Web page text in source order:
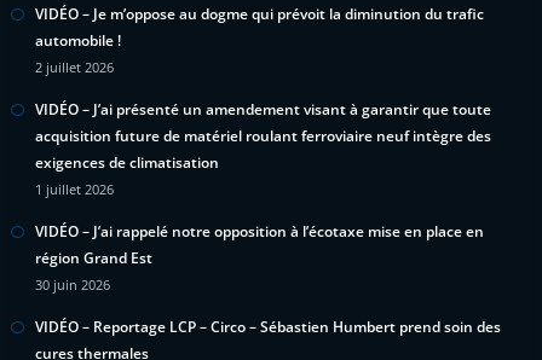
VIDÉO – Je m’oppose au dogme qui prévoit la diminution du trafic
automobile !
2 juillet 2026
VIDÉO – J’ai présenté un amendement visant à garantir que toute
acquisition future de matériel roulant ferroviaire neuf intègre des
exigences de climatisation
1 juillet 2026
VIDÉO – J’ai rappelé notre opposition à l’écotaxe mise en place en
région Grand Est
30 juin 2026
VIDÉO – Reportage LCP – Circo – Sébastien Humbert prend soin des
cures thermales